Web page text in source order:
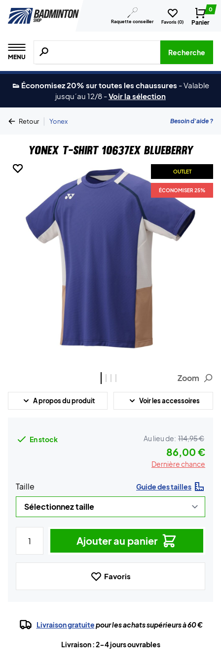
Raquette conseiller Favoris (0)
0
Panier
MENU
Recherche de produits, de marques, etc.
Recherche
👟 Économisez 20% sur toutes les chaussures -Valable
jusqu´au 12/8 -Voir la sélection
Retour | Yonex Besoin d'aide ?
Yonex T-shirt 10637EX Blueberry
OUTLET
ÉCONOMISER 25%
OUTLET
ÉCONOMISER 25%
OUTLET
ÉCONOMISER 25%
OUTLET
ÉCONOMISER 25%
Zoom
A propos du produit Voir les accessoires
En stock Au lieu de: 114,95 €
86,00 €
Dernière chance
Taille Guide des tailles
Ajouter au panier
Favoris
Livraison gratuitepour les achats supérieurs à 60 €
Livraison : 2-4 jours ouvrables